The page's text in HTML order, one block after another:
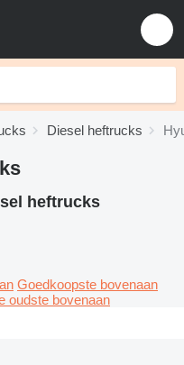
Diesel heftrucks
heftrucks
Goedkoopste bovenaan
oudste bovenaan